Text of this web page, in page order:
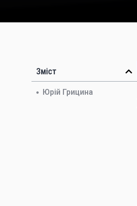
Зміст
Юрій Грицина